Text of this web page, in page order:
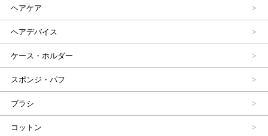
ヘアケア
ヘアデバイス
ケース・ホルダー
スポンジ・パフ
ブラシ
コットン